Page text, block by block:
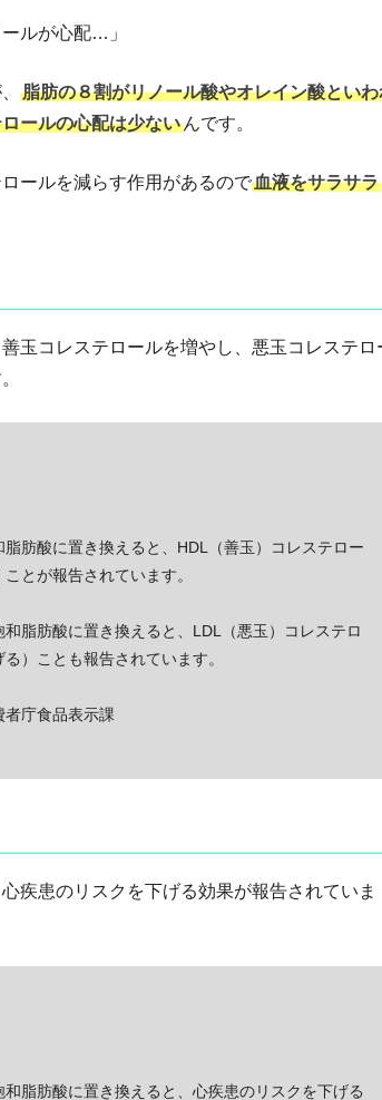
ルが心配…」
脂肪の８割がリノール酸やオレイン酸といわ
ールの心配は少ない んです。
ールを減らす作用があるので血液をサラサラ
玉コレステロールを増やし、悪玉コレステロ
肪酸に置き換えると、HDL（善玉）コレステロー
とが報告されています。
脂肪酸に置き換えると、LDL（悪玉）コレステロ
）ことも報告されています。
者庁食品表示課
疾患のリスクを下げる効果が報告されていま
脂肪酸に置き換えると、心疾患のリスクを下げる